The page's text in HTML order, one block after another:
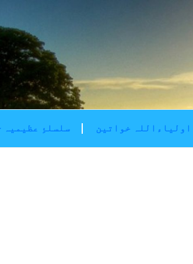
سلسلۂِ عظیمیہ اولیاءاللہ خواتین